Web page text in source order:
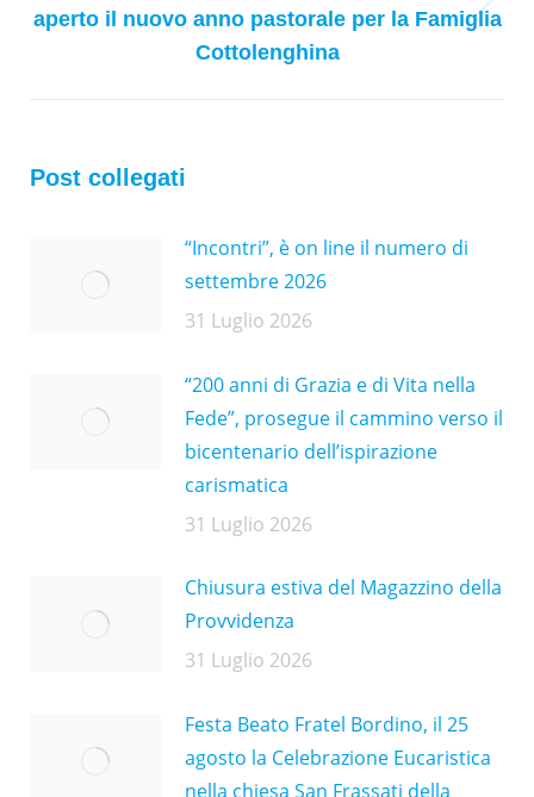
Next
post:
aperto il nuovo anno pastorale per la Famiglia
Cottolenghina
Post collegati
“Incontri”, è on line il numero di
settembre 2026
31 Luglio 2026
“200 anni di Grazia e di Vita nella
Fede”, prosegue il cammino verso il
bicentenario dell’ispirazione
carismatica
31 Luglio 2026
Chiusura estiva del Magazzino della
Provvidenza
31 Luglio 2026
Festa Beato Fratel Bordino, il 25
agosto la Celebrazione Eucaristica
nella chiesa San Frassati della